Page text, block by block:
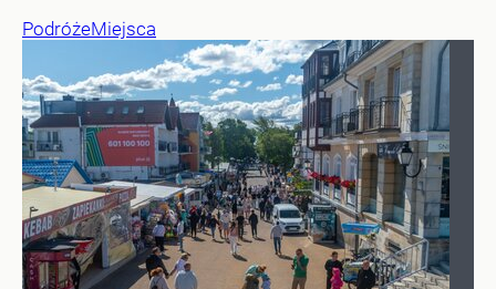
PodróżeMiejsca